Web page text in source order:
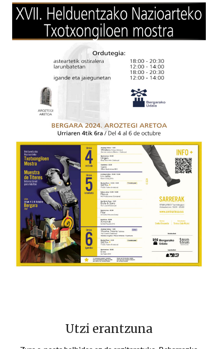
Utzi erantzuna